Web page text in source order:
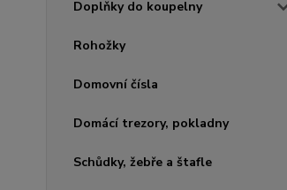
Doplňky do koupelny
Rohožky
Domovní čísla
Domácí trezory, pokladny
Schůdky, žebře a štafle